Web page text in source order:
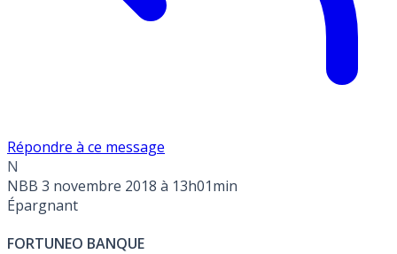
Répondre à ce message
N
NBB 3 novembre 2018 à 13h01min
Épargnant
FORTUNEO BANQUE